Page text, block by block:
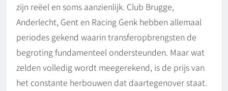
zijn reëel en soms aanzienlijk. Club Brugge,
Anderlecht, Gent en Racing Genk hebben allemaal
periodes gekend waarin transferopbrengsten de
begroting fundamenteel ondersteunden. Maar wat
zelden volledig wordt meegerekend, is de prijs van
het constante herbouwen dat daartegenover staat.